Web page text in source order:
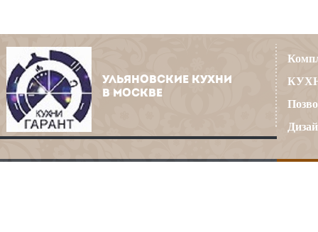
УЛЬЯНОВСКИЕ КУХНИ
В МОСКВЕ